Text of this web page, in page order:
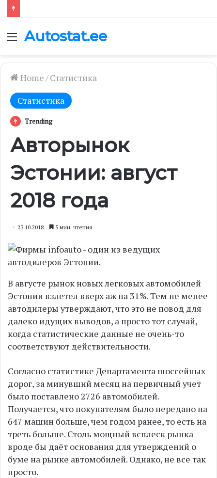
Menu
Autostat.ee
Home/Статистика
Статистика
Trending
Авторынок
Эстонии: август
2018 года
23.10.2018 5 мин. чтения
В августе рынок новых легковых автомобилей
Эстонии взлетел вверх аж на 31%. Тем не менее
автодилеры утверждают, что это не повод для
далеко идущих выводов, а просто тот случай,
когда статистические данные не очень-то
соответствуют действительности.
Согласно статистике Департамента шоссейных
дорог, за минувший месяц на первичный учет
было поставлено 2726 автомобилей.
Получается, что покупателям было передано на
647 машин больше, чем годом ранее, то есть на
треть больше. Столь мощный всплеск рынка
вроде бы даёт основания для утверждений о
буме на рынке автомобилей. Однако, не все так
просто.